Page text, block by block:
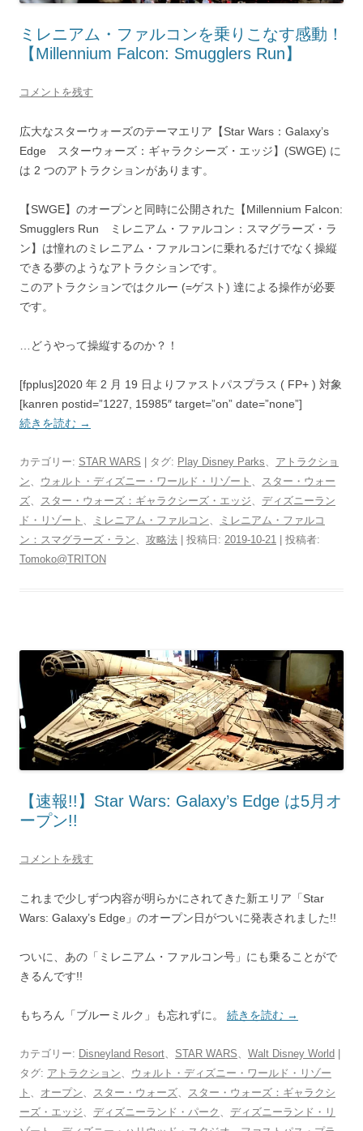
ミレニアム・ファルコンを乗りこなす感動！
【Millennium Falcon: Smugglers Run】
コメントを残す
広大なスターウォーズのテーマエリア【Star Wars：Galaxy’s
Edge スターウォーズ：ギャラクシーズ・エッジ】(SWGE) に
は 2 つのアトラクションがあります。
【SWGE】のオープンと同時に公開された【Millennium Falcon:
Smugglers Run ミレニアム・ファルコン：スマグラーズ・ラ
ン】は憧れのミレニアム・ファルコンに乗れるだけでなく操縦
できる夢のようなアトラクションです。
このアトラクションではクルー (=ゲスト) 達による操作が必要
です。
…どうやって操縦するのか？！
[fpplus]2020 年 2 月 19 日よりファストパスプラス ( FP+ ) 対象
[kanren postid=”1227, 15985″ target=”on” date=”none”]
続きを読む →
カテゴリー: STAR WARS | タグ: Play Disney Parks、 アトラクショ
ン、 ウォルト・ディズニー・ワールド・リゾート 、 スター・ウォー
ズ、 スター・ウォーズ：ギャラクシーズ・エッジ、 ディズニーラン
ド・リゾート 、 ミレニアム・ファルコン、
ミレニアム・ファルコ
ン：スマグラーズ・ラン、 攻略法 | 投稿日: 2019-10-21
投稿者:
Tomoko@TRITON
【速報!!】Star Wars: Galaxy’s Edge は5月オ
ープン!!
コメントを残す
これまで少しずつ内容が明らかにされてきた新エリア「Star
Wars: Galaxy’s Edge」のオープン日がついに発表されました!!
ついに、あの「ミレニアム・ファルコン号」にも乗ることがで
きるんです!!
もちろん「ブルーミルク」も忘れずに。 続きを読む →
カテゴリー: Disneyland Resort、 STAR WARS、 Walt Disney World
タグ: アトラクション、 ウォルト・ディズニー・ワールド・リゾー
ト 、 オープン、 スター・ウォーズ、 スター・ウォーズ：ギャラクシ
ーズ・エッジ、 ディズニーランド・パーク 、 ディズニーランド・リ